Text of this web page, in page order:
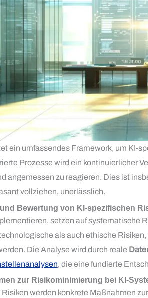
ein umfassendes Framework, um KI-
Prozesse wird ein kontinuierlicher
angemessen zu reagieren. Dies ist
vollziehen, unerlässlich.
Bewertung von KI-spezifischen
setzen auf systematische
als auch ethische
Die Analyse wird durch reale
, die eine fundierte
zur Risikominimierung bei KI-
werden konkrete Maßnahmen